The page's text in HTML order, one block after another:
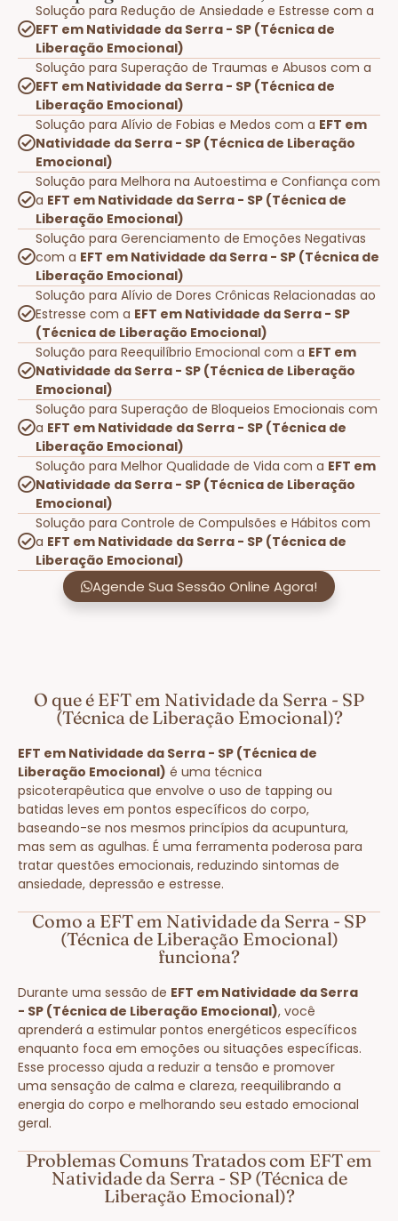
Solução para Redução de Ansiedade e Estresse com a
EFT em Natividade da Serra - SP (Técnica de
Liberação Emocional)
Solução para Superação de Traumas e Abusos com a
EFT em Natividade da Serra - SP (Técnica de
Liberação Emocional)
Solução para Alívio de Fobias e Medos com a EFT em
Natividade da Serra - SP (Técnica de Liberação
Emocional)
Solução para Melhora na Autoestima e Confiança com
a EFT em Natividade da Serra - SP (Técnica de
Liberação Emocional)
Solução para Gerenciamento de Emoções Negativas
com a EFT em Natividade da Serra - SP (Técnica de
Liberação Emocional)
Solução para Alívio de Dores Crônicas Relacionadas ao
Estresse com a EFT em Natividade da Serra - SP
(Técnica de Liberação Emocional)
Solução para Reequilíbrio Emocional com a EFT em
Natividade da Serra - SP (Técnica de Liberação
Emocional)
Solução para Superação de Bloqueios Emocionais com
a EFT em Natividade da Serra - SP (Técnica de
Liberação Emocional)
Solução para Melhor Qualidade de Vida com a EFT em
Natividade da Serra - SP (Técnica de Liberação
Emocional)
Solução para Controle de Compulsões e Hábitos com
a EFT em Natividade da Serra - SP (Técnica de
Liberação Emocional)
Agende Sua Sessão Online Agora!
O que é EFT em Natividade da Serra - SP
(Técnica de Liberação Emocional)?
EFT em Natividade da Serra - SP (Técnica de
Liberação Emocional) é uma técnica
psicoterapêutica que envolve o uso de tapping ou
batidas leves em pontos específicos do corpo,
baseando-se nos mesmos princípios da acupuntura,
mas sem as agulhas. É uma ferramenta poderosa para
tratar questões emocionais, reduzindo sintomas de
ansiedade, depressão e estresse.
Como a EFT em Natividade da Serra - SP
(Técnica de Liberação Emocional)
funciona?
Durante uma sessão de EFT em Natividade da Serra
- SP (Técnica de Liberação Emocional), você
aprenderá a estimular pontos energéticos específicos
enquanto foca em emoções ou situações específicas.
Esse processo ajuda a reduzir a tensão e promover
uma sensação de calma e clareza, reequilibrando a
energia do corpo e melhorando seu estado emocional
geral.
Problemas Comuns Tratados com EFT em
Natividade da Serra - SP (Técnica de
Liberação Emocional)?